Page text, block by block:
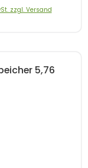
zzgl. Versand
5,76